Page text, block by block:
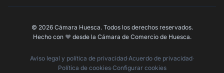
© 2026 Cámara Huesca. Todos los derechos reservados.
Hecho con ❤️ desde la Cámara de Comercio de Huesca.
Aviso legal y política de privacidad·Acuerdo de privacidad·
Política de cookies·Configurar cookies